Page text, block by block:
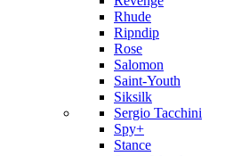
Rhude
Ripndip
Rose
Salomon
Saint-Youth
Siksilk
Sergio Tacchini
Spy+
Stance